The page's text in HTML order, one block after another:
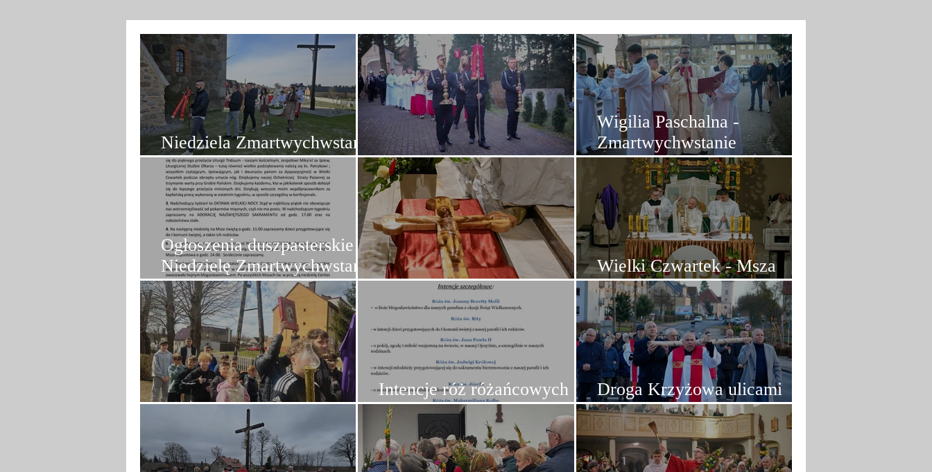
Niedziela Zmartwychwstania
Pańskiego w Odargowie 📸
Rezurekcja
Wigilia Paschalna -
Zmartwychwstanie
Chrystusa
Ogłoszenia duszpasterskie na
Niedzielę Zmartwychwstania
Pańskiego
Wielki Piątek Męki Pańskiej
Wielki Czwartek - Msza
Wieczerzy Pańskiej
Próba LSO przed Triduum
Intencje róż różańcowych na
kwiecień 2026
Droga Krzyżowa ulicami
Dobrzan